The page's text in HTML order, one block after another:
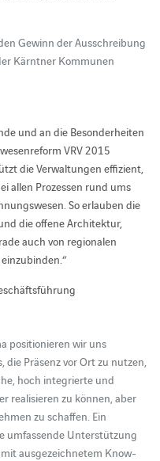
Gewinn der Ausschreibung
Kärntner Kommunen
und an die Besonderheiten
VRV 2015
die Verwaltungen effizient,
allen Prozessen rund ums
So erlauben die
die offene Architektur,
auch von regionalen
positionieren wir uns
Präsenz vor Ort zu nutzen,
hoch integrierte und
realisieren zu können, aber
zu schaffen. Ein
umfassende Unterstützung
ausgezeichnetem Know-